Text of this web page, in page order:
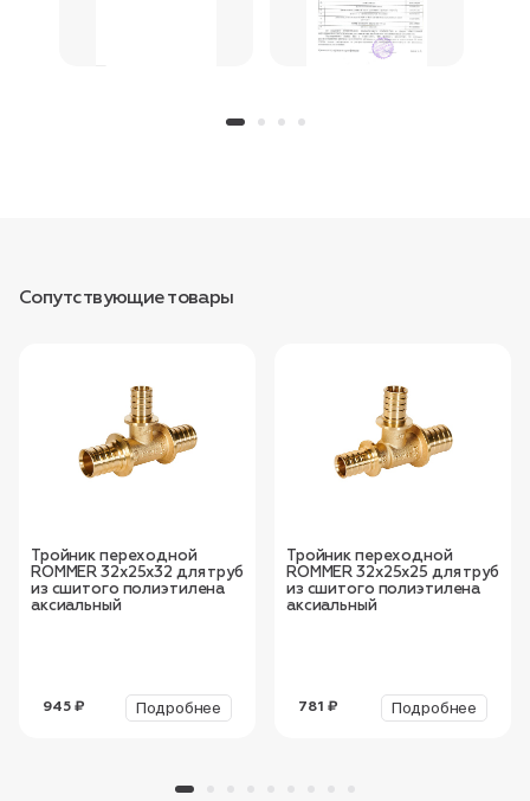
Сопутствующие товары
Тройник переходной
ROMMER 32x25x32 для труб
из сшитого полиэтилена
аксиальный
945 ₽ Подробнее
Тройник переходной
ROMMER 32x25x25 для труб
из сшитого полиэтилена
аксиальный
781 ₽ Подробнее